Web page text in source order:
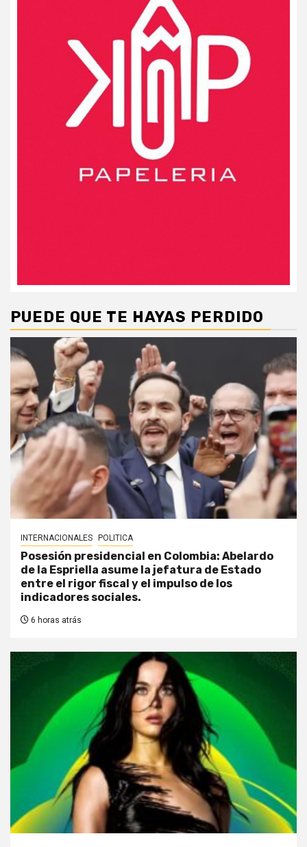
PUEDE QUE TE HAYAS PERDIDO
INTERNACIONALES POLITICA
Posesión presidencial en Colombia: Abelardo
de la Espriella asume la jefatura de Estado
entre el rigor fiscal y el impulso de los
indicadores sociales.
6 horas atrás